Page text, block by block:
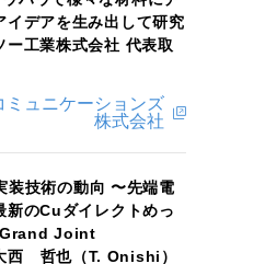
イデアを生み出して研究
ー工業株式会社 代表取
ミュニケーションズ
株式会社
技術の動向 〜先端電
新のCuダイレクトめっ
Grand Joint
哲也（T. Onishi）